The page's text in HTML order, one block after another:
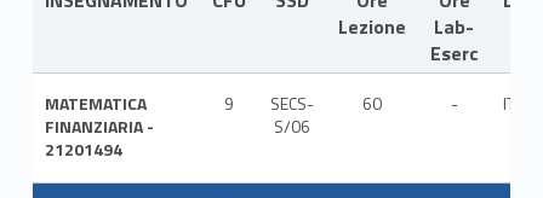
Lezione
Lab-
Eserc
MATEMATICA
FINANZIARIA -
21201494
9
SECS-
S/06
60 - ITA